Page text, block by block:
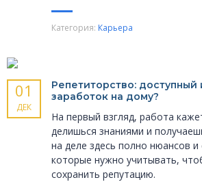
Категория: Карьера
01
ДЕК
Репетиторство:
заработок на дому?
На первый взгляд, работа
делишься знаниями и
на деле здесь полно нюансов
которые нужно учитывать,
сохранить репутацию.